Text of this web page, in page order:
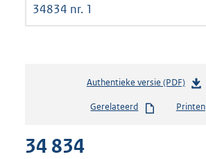
34834 nr. 1
Authentieke versie (PDF)b
s
Gerelateerd Printen
34 834